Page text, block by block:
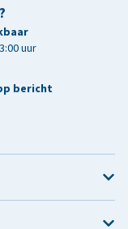
uur
bericht